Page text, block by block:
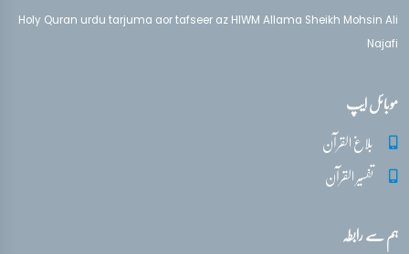
Holy Quran urdu tarjuma aor tafseer az HIWM Allama Sheikh Mohsin Ali
Najafi
موبائل ایپ
بلاغ القرآن
تفسیر القرآن
ہم سے رابطہ